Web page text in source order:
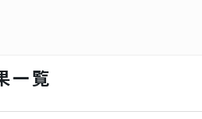
一覧